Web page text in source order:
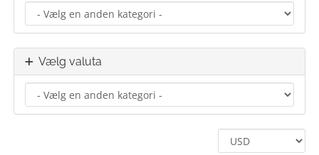
Vælg valuta